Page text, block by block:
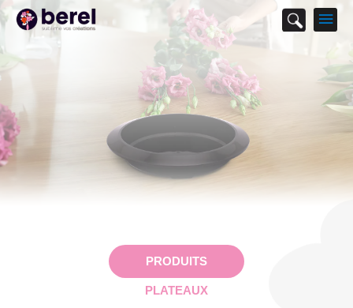
PRODUITS
PLATEAUX